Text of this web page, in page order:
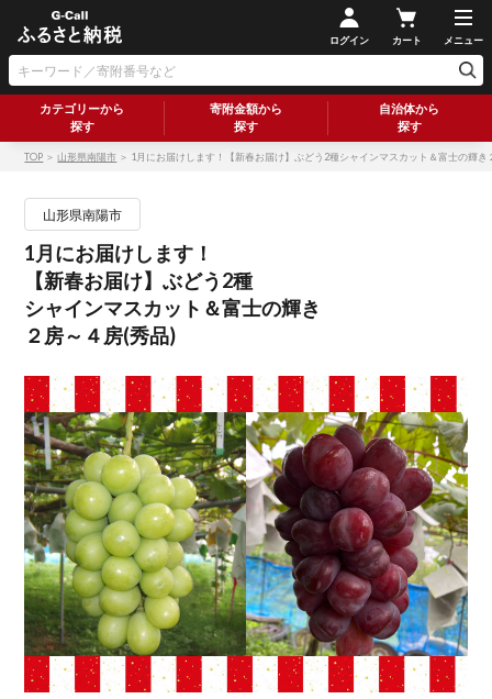
ログイン カート メニュー
カテゴリーから
探す
寄附金額から
探す
自治体から
探す
TOP ＞山形県南陽市 ＞ 1月にお届けします！【新春お届け】ぶどう2種シャインマスカット＆富士の輝き
山形県南陽市
1月にお届けします！
【新春お届け】ぶどう2種
シャインマスカット＆富士の輝き
２房～４房(秀品)